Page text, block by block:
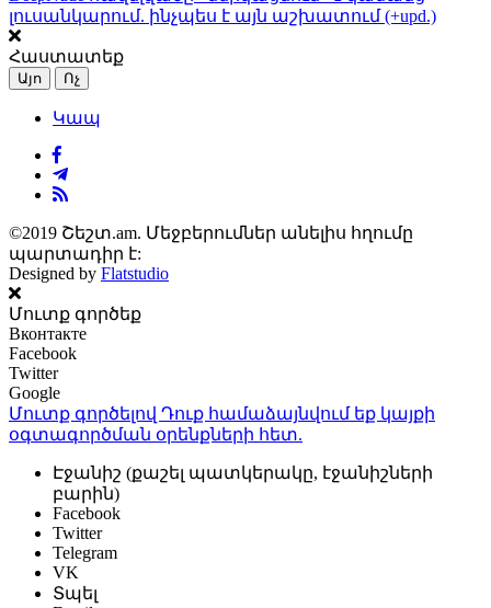
լուսանկարում. ինչպես է այն աշխատում (+upd.)
Հաստատեք
Այո Ոչ
Կապ
©2019 Շեշտ.am. Մեջբերումներ անելիս հղումը
պարտադիր է:
Designed by Flatstudio
Մուտք գործեք
Вконтакте
Facebook
Twitter
Google
Մուտք գործելով Դուք համաձայնվում եք կայքի
օգտագործման օրենքների հետ.
Էջանիշ (քաշել պատկերակը, էջանիշների
բարին)
Facebook
Twitter
Telegram
VK
Տպել